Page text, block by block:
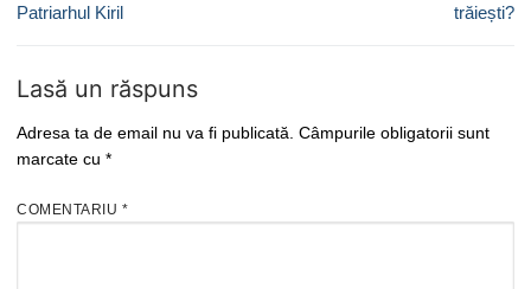
Patriarhul Kiril
trăiești?
Lasă un răspuns
Adresa ta de email nu va fi publicată. Câmpurile obligatorii sunt
marcate cu *
COMENTARIU *